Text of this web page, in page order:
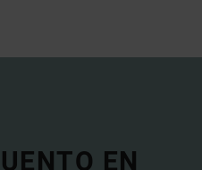
EN